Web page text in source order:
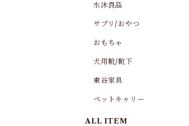
水沐良品
サプリ/おやつ
おもちゃ
犬用靴/靴下
東谷家具
ペットキャリー
ALL ITEM